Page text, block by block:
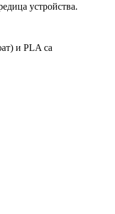
устройства.
и PLA са